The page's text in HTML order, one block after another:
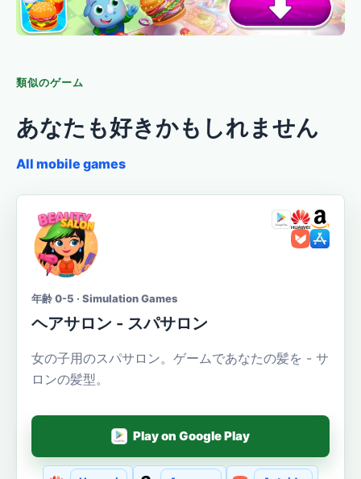
類似のゲーム
あなたも好きかもしれません
All mobile games
年齢 0-5 · Simulation Games
ヘアサロン - スパサロン
女の子用のスパサロン。ゲームであなたの髪を - サ
ロンの髪型。
Play on Google Play